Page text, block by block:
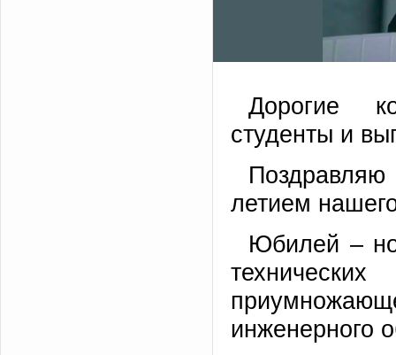
Дорогие
студенты и
летием
Юбилей –
инженерного